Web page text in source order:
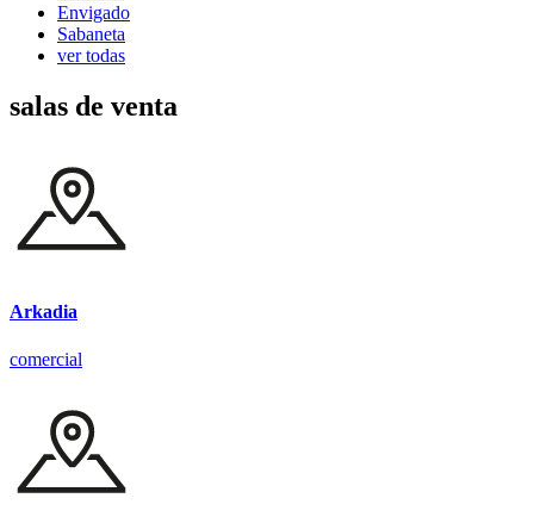
Envigado
Sabaneta
ver todas
salas de venta
Arkadia
comercial